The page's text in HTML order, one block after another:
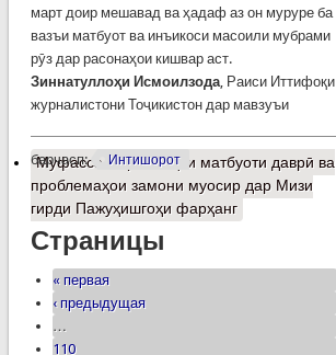
март доир мешавад ва ҳадаф аз он муруре ба
вазъи матбуот ва инъикоси масоили мубрами
рӯз дар расонаҳои кишвар аст.
Зиннатуллоҳи Исмоилзода, Раиси Иттифоқи
журналистони Тоҷикистон дар мавзуъи
барчасп: Интишорот
Муфассалтаро Баҳси матбуоти даврӣ ва
проблемаҳои замони муосир дар Мизи
гирди Пажуҳишгоҳи фарҳанг
Страницы
« первая
‹ предыдущая
…
110